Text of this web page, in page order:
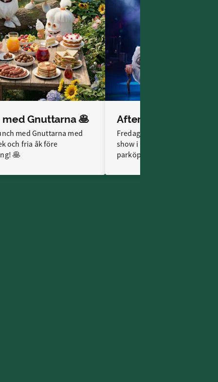
Gnuttarna 🥞
med Gnuttarna med
och fria åk före
🥞
Fredagskul med fria åk, disco
show i Lilla Området före
parköppning! 🎉